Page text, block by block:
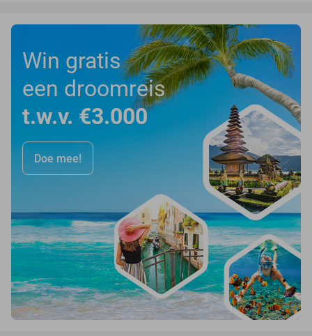
Win gratis
een droomreis
t.w.v. €3.000
Doe mee!